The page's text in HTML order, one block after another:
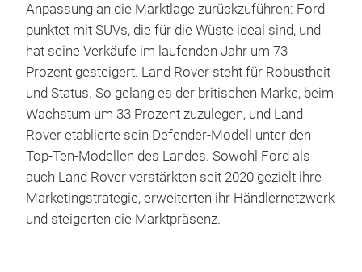
Anpassung an die Marktlage zurückzuführen: Ford
punktet mit SUVs, die für die Wüste ideal sind, und
hat seine Verkäufe im laufenden Jahr um 73
Prozent gesteigert. Land Rover steht für Robustheit
und Status. So gelang es der britischen Marke, beim
Wachstum um 33 Prozent zuzulegen, und Land
Rover etablierte sein Defender-Modell unter den
Top-Ten-Modellen des Landes. Sowohl Ford als
auch Land Rover verstärkten seit 2020 gezielt ihre
Marketingstrategie, erweiterten ihr Händlernetzwerk
und steigerten die Marktpräsenz.